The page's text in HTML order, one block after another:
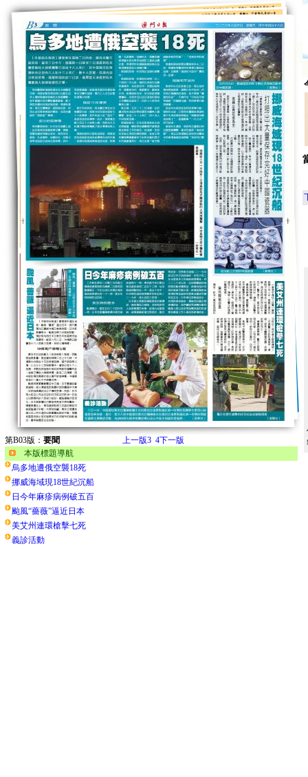
第B03版： 要聞 上一版3 4下一版
本版標題導航
烏多地遭俄空襲18死
挪威海域現18世紀沉船
日今年麻疹病例破五百
颱風“薔薇”逼近日本
美艾州連環槍擊七死
義診活動